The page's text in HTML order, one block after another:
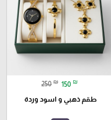
250 ₪ 150 ₪
طقم ذهبي و اسود وردة